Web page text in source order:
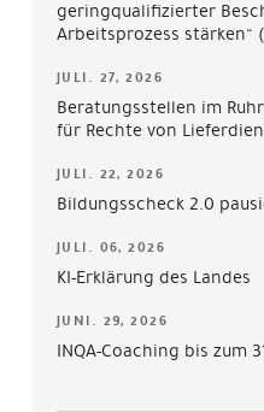
geringqualifizierter
Arbeitsprozess stärken“
JULI. 27, 2026
Beratungsstellen im
für Rechte von
JULI. 22, 2026
Bildungsscheck 2.0
JULI. 06, 2026
KI-Erklärung des Landes
JUNI. 29, 2026
INQA-Coaching bis zum